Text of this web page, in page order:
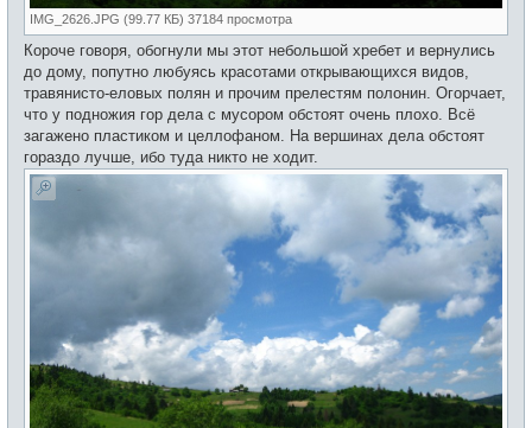
IMG_2626.JPG (99.77 КБ) 37184 просмотра
Короче говоря, обогнули мы этот небольшой хребет и вернулись
до дому, попутно любуясь красотами открывающихся видов,
травянисто-еловых полян и прочим прелестям полонин. Огорчает,
что у подножия гор дела с мусором обстоят очень плохо. Всё
загажено пластиком и целлофаном. На вершинах дела обстоят
гораздо лучше, ибо туда никто не ходит.